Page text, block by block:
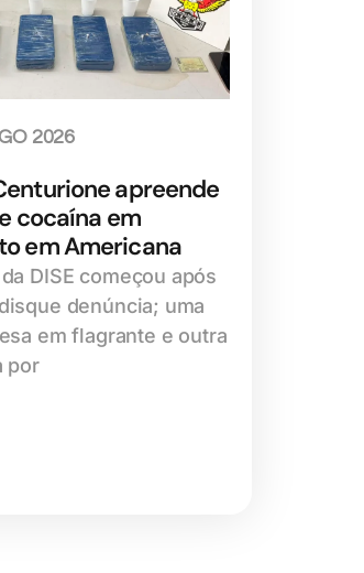
2026
apreende
cocaína em
em Americana
DISE começou após
denúncia; uma
em flagrante e outra
por